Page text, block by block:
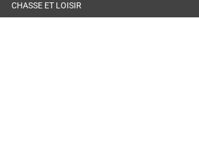
CHASSE ET LOISIR